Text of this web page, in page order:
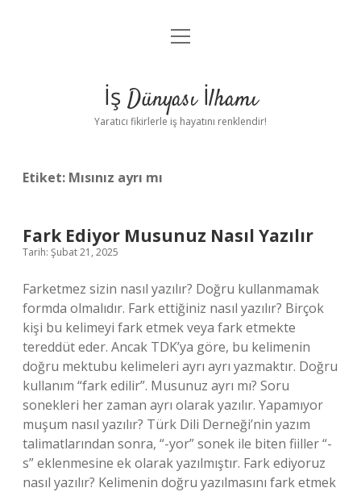
Anasayfa
Yasal Uyarı
menüyü
İş Dünyası İlhamı
Yaratıcı fikirlerle iş hayatını renklendir!
Etiket: Mısınız ayrı mı
Fark Ediyor Musunuz Nasıl Yazılır
Tarih: Şubat 21, 2025
Farketmez sizin nasıl yazılır? Doğru kullanmamak
formda olmalıdır. Fark ettiğiniz nasıl yazılır? Birçok
kişi bu kelimeyi fark etmek veya fark etmekte
tereddüt eder. Ancak TDK’ya göre, bu kelimenin
doğru mektubu kelimeleri ayrı ayrı yazmaktır. Doğru
kullanım “fark edilir”. Musunuz ayrı mı? Soru
sonekleri her zaman ayrı olarak yazılır. Yapamıyor
muşum nasıl yazılır? Türk Dili Derneği’nin yazım
talimatlarından sonra, “-yor” sonek ile biten fiiller “-
s” eklenmesine ek olarak yazılmıştır. Fark ediyoruz
nasıl yazılır? Kelimenin doğru yazılmasını fark etmek